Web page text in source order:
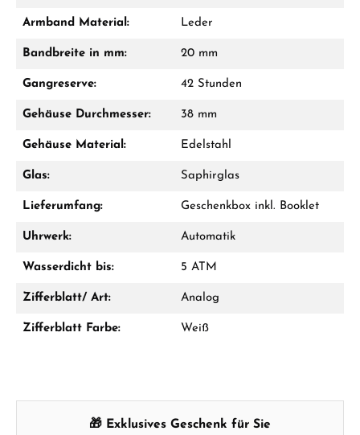
Damon Reiners
WhatsApp Chat
Geschenk im Warenkorb.
GESCHENKE ANSEHEN
Armband Material: Leder
Bandbreite in mm: 20 mm
Gangreserve: 42 Stunden
Gehäuse Durchmesser: 38 mm
Gehäuse Material: Edelstahl
Glas: Saphirglas
Lieferumfang: Geschenkbox inkl. Booklet
Uhrwerk: Automatik
Wasserdicht bis: 5 ATM
Zifferblatt/ Art: Analog
Zifferblatt Farbe: Weiß
🎁 Exklusives Geschenk für Sie